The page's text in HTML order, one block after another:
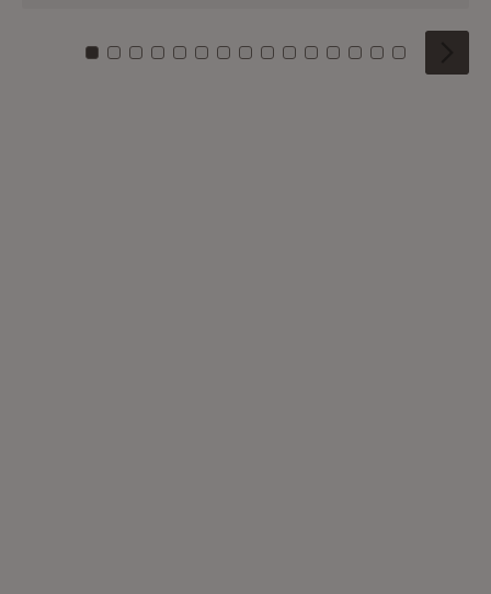
Zu Kachel: 0
Zu Kachel: 1
Zu Kachel: 2
Zu Kachel: 3
Zu Kachel: 4
Zu Kachel: 5
Zu Kachel: 6
Zu Kachel: 7
Zu Kachel: 8
Zu Kachel: 9
Zu Kachel: 10
Zu Kachel: 11
Zu Kachel: 12
Zu Kachel:
Zu